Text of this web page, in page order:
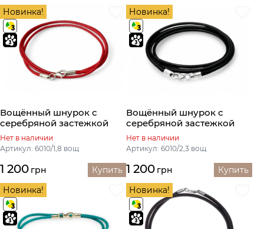
Новинка!
Вощённый шнурок с
серебряной застежкой
Нет в наличии
Артикул: 6010/1,8 вощ
1 200 грн Купить
Новинка!
Вощённый шнурок с
серебряной застежкой
Нет в наличии
Артикул: 6010/2,3 вощ
1 200 грн
Купить
Новинка!
Новинка!